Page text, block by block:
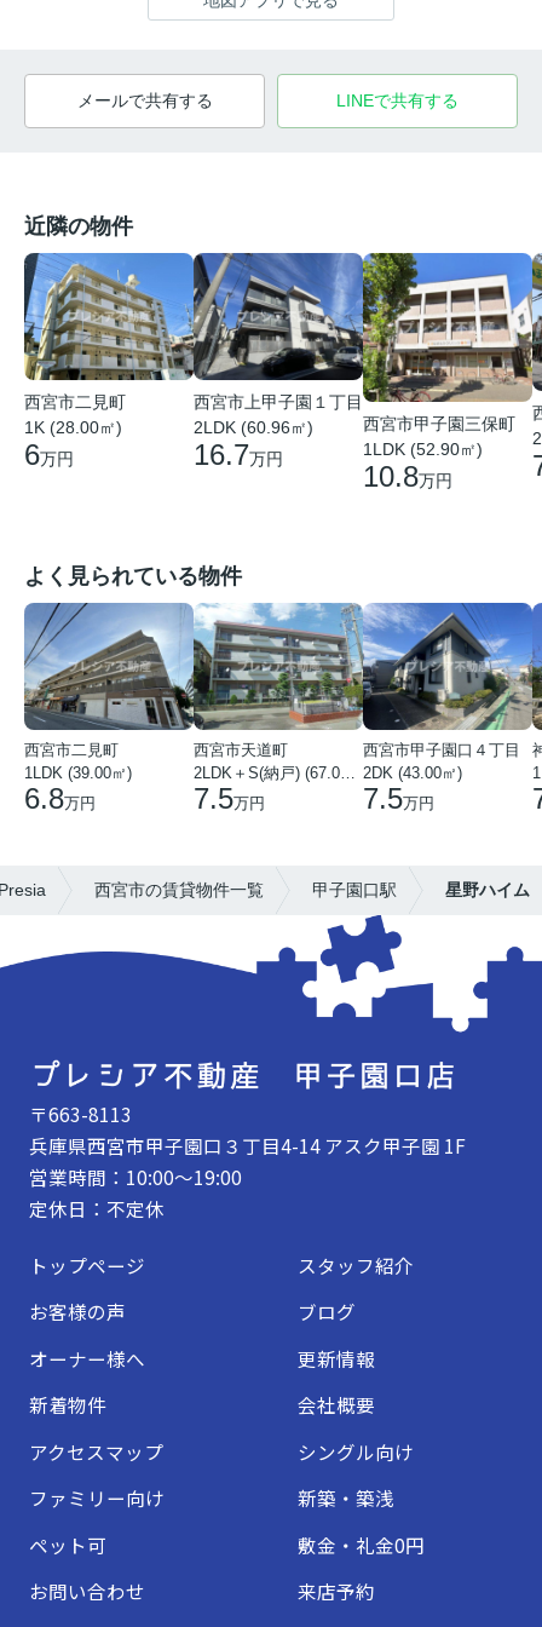
メールで共有する LINEで共有する
近隣の物件
西宮市二見町
1K (28.00㎡)
6万円
西宮市上甲子園１丁目
2LDK (60.96㎡)
16.7万円
西宮市甲子園三保町
1LDK (52.90㎡)
10.8万円
よく見られている物件
西宮市二見町
1LDK (39.00㎡)
6.8万円
西宮市天道町
2LDK＋S(納戸) (67.00㎡)
7.5万円
西宮市甲子園口４丁目
2DK (43.00㎡)
7.5万円
西宮市の賃貸物件一覧 甲子園口駅 星野ハイム
〒663-8113
兵庫県西宮市甲子園口３丁目4-14 アスク甲子園 1F
営業時間：10:00～19:00
定休日：不定休
トップページ
スタッフ紹介
お客様の声
ブログ
オーナー様へ
更新情報
新着物件
会社概要
アクセスマップ
シングル向け
ファミリー向け
新築・築浅
ペット可
敷金・礼金0円
お問い合わせ
来店予約